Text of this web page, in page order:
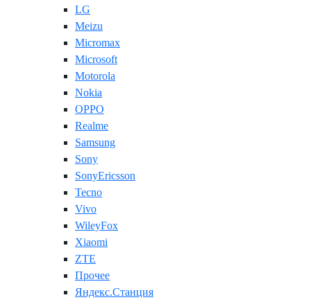
LG
Meizu
Micromax
Microsoft
Motorola
Nokia
OPPO
Realme
Samsung
Sony
SonyEricsson
Tecno
Vivo
WileyFox
Xiaomi
ZTE
Прочее
Яндекс.Станция